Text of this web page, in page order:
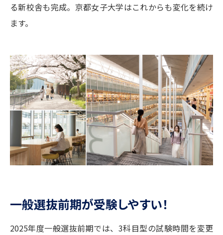
学問のミニ講義「夢ナビ講義」 学問分野解説
ユーザーサポート
Ｑ＆Ａ よくあるご質問 大学進学IDについて
資料の料金の
お支払いについて
受付内容・発送状況の確認
テレメール
お支払いサイト
個人情報取扱規定
る新校舎も完成。京都女子大学はこれからも変化を続け
ます。
一般選抜前期が受験しやすい！
2025年度一般選抜前期では、3科目型の試験時間を変更